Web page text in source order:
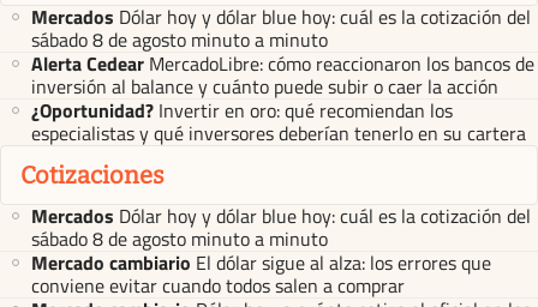
Mercados Dólar hoy y dólar blue hoy: cuál es la cotización del
sábado 8 de agosto minuto a minuto
Alerta Cedear MercadoLibre: cómo reaccionaron los bancos de
inversión al balance y cuánto puede subir o caer la acción
¿Oportunidad? Invertir en oro: qué recomiendan los
especialistas y qué inversores deberían tenerlo en su cartera
Cotizaciones
Mercados Dólar hoy y dólar blue hoy: cuál es la cotización del
sábado 8 de agosto minuto a minuto
Mercado cambiario El dólar sigue al alza: los errores que
conviene evitar cuando todos salen a comprar